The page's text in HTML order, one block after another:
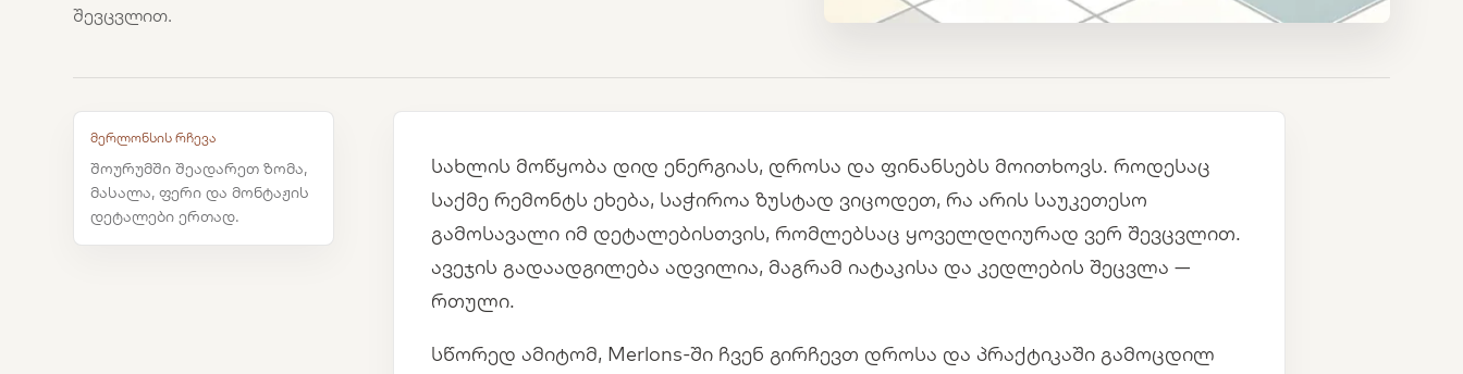
შევცვლით.
მერლონსის რჩევა
შოურუმში შეადარეთ ზომა,
მასალა, ფერი და მონტაჟის
დეტალები ერთად.
სახლის მოწყობა დიდ ენერგიას, დროსა და ფინანსებს მოითხოვს. როდესაც
საქმე რემონტს ეხება, საჭიროა ზუსტად ვიცოდეთ, რა არის საუკეთესო
გამოსავალი იმ დეტალებისთვის, რომლებსაც ყოველდღიურად ვერ შევცვლით.
ავეჯის გადაადგილება ადვილია, მაგრამ იატაკისა და კედლების შეცვლა —
რთული.
სწორედ ამიტომ, Merlons-ში ჩვენ გირჩევთ დროსა და პრაქტიკაში გამოცდილ